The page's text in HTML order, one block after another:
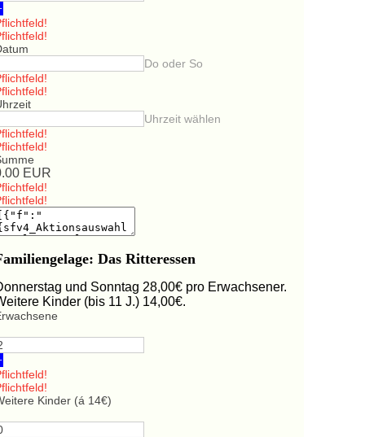
Do oder So
Uhrzeit wählen
EUR
Das Ritteressen
und Sonntag 28,00€ pro Erwachsener.
Kinder (bis 11 J.) 14,00€.
Kinder (á 14€)